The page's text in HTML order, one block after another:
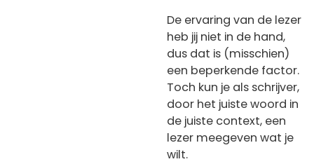
De ervaring van de lezer
heb jij niet in de hand,
dus dat is (misschien)
een beperkende factor.
Toch kun je als schrijver,
door het juiste woord in
de juiste context, een
lezer meegeven wat je
wilt.